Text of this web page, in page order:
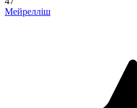
Мейрелліш